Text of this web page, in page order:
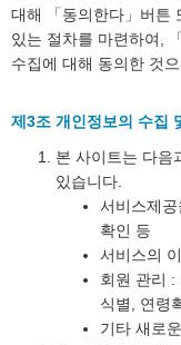
대해 「동의한다」버튼
있는 절차를 마련하여,
수집에 대해 동의한 것
제3조 개인정보의 수집
본 사이트는 다음
있습니다.
서비스제
확인 등
서비스의
회원 관리 :
식별, 연령
기타 새로